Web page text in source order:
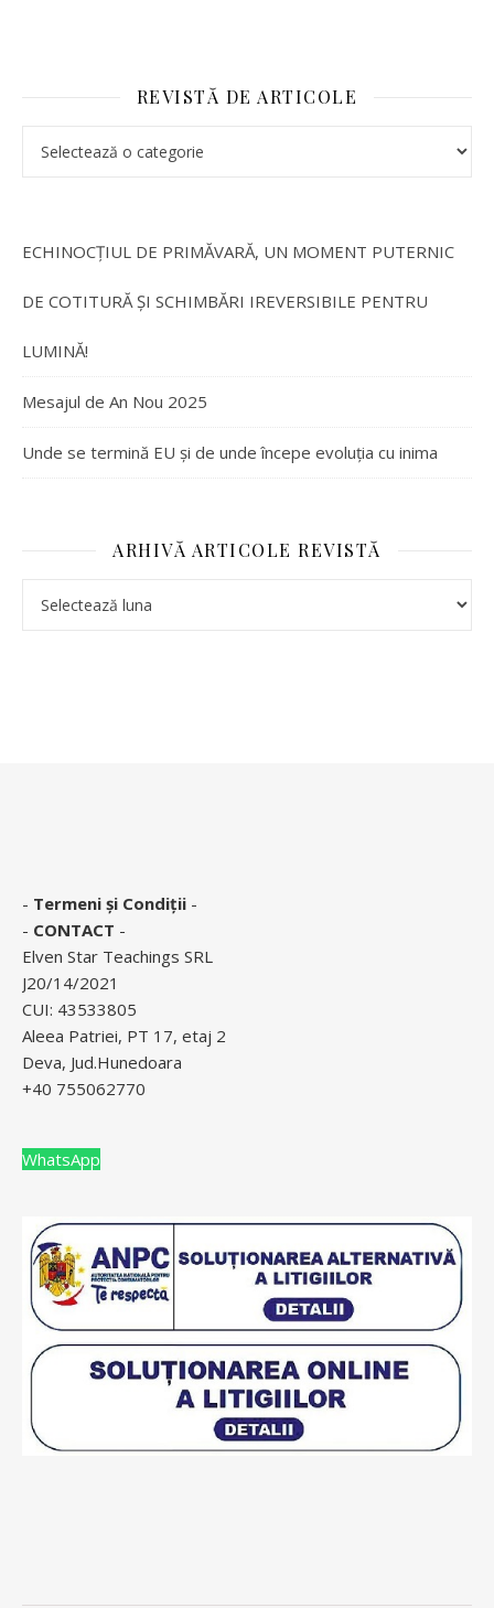
REVISTĂ DE ARTICOLE
ECHINOCȚIUL DE PRIMĂVARĂ, UN MOMENT PUTERNIC
DE COTITURĂ ȘI SCHIMBĂRI IREVERSIBILE PENTRU
LUMINĂ!
Mesajul de An Nou 2025
Unde se termină EU și de unde începe evoluția cu inima
ARHIVĂ ARTICOLE REVISTĂ
- Termeni și Condiții -
- CONTACT -
Elven Star Teachings SRL
J20/14/2021
CUI: 43533805
Aleea Patriei, PT 17, etaj 2
Deva, Jud.Hunedoara
+40 755062770
WhatsApp